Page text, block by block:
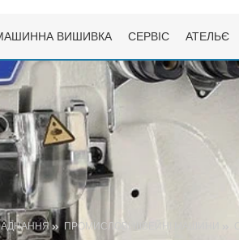
ВИШИВКА СЕРВІС АТЕЛЬЄ
ПРОМИСЛОВІ ШВЕЙНІ МАШИНИ